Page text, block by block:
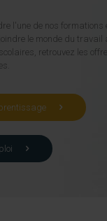
l'une de nos formations
le monde du travail
retrouvez les